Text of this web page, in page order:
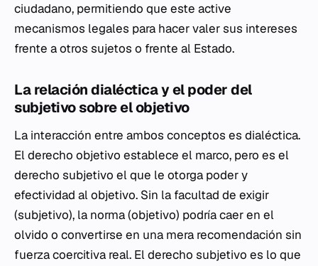
ciudadano, permitiendo que este active
mecanismos legales para hacer valer sus intereses
frente a otros sujetos o frente al Estado.
La relación dialéctica y el poder del
subjetivo sobre el objetivo
La interacción entre ambos conceptos es dialéctica.
El derecho objetivo establece el marco, pero es el
derecho subjetivo el que le otorga poder y
efectividad al objetivo. Sin la facultad de exigir
(subjetivo), la norma (objetivo) podría caer en el
olvido o convertirse en una mera recomendación sin
fuerza coercitiva real. El derecho subjetivo es lo que